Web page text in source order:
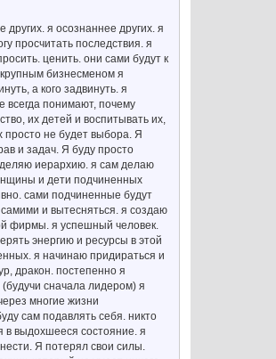
я осознаннее других. я
просчитать последствия. я
ценить. они сами будут к
бизнесменом я
а кого задвинуть. я
всегда понимают, почему
их детей и воспитывать их,
просто не будет выбора. Я
и задач. Я буду просто
иерархию. я сам делаю
и дети подчиненных
сами подчиненные будут
и вытесняться. я создаю
фирмы. я успешный человек.
энергию и ресурсы в этой
я начинаю придираться и
дракон. постепенно я
сначала лидером) я
многие жизни
сам подавлять себя. никто
в выдохшееся состояние. я
Я потерял свои силы.